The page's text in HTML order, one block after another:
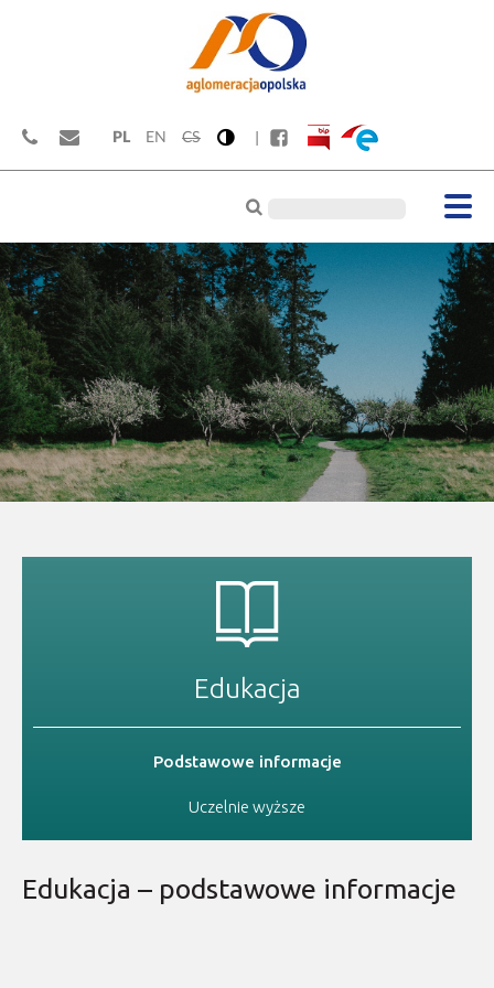
PL EN CS
Edukacja
Podstawowe informacje
Uczelnie wyższe
Edukacja – podstawowe informacje